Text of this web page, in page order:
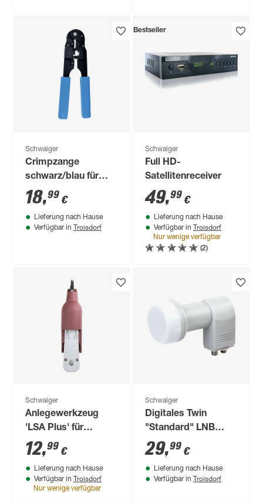
Schwaiger
Crimpzange
schwarz/blau für
Rund- und
Flachkabel
18,99 €
Lieferung nach Hause
Verfügbar in Troisdorf
Bestseller
Schwaiger
Full HD-
Satellitenreceiver
49,99 €
Lieferung nach Hause
Verfügbar in Troisdorf
Nur wenige verfügbar
(2)
Schwaiger
Anlegewerkzeug
'LSA Plus' für
Netzwerkkabel
12,99 €
Lieferung nach Hause
Verfügbar in Troisdorf
Nur wenige verfügbar
Schwaiger
Digitales Twin
"Standard" LNB
HDTV
29,99 €
Lieferung nach Hause
Verfügbar in Troisdorf